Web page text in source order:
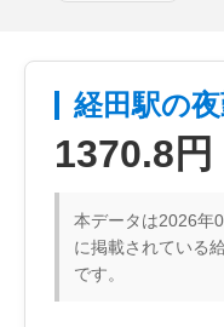
経田駅の
1370.8円
本データは2026年
に掲載されている
です。